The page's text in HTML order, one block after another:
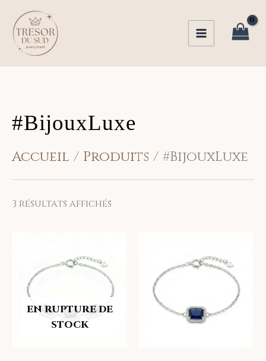
contenu
#BijouxLuxe
Accueil Produits #BijouxLuxe
3 résultats affichés
EN RUPTURE DE
STOCK